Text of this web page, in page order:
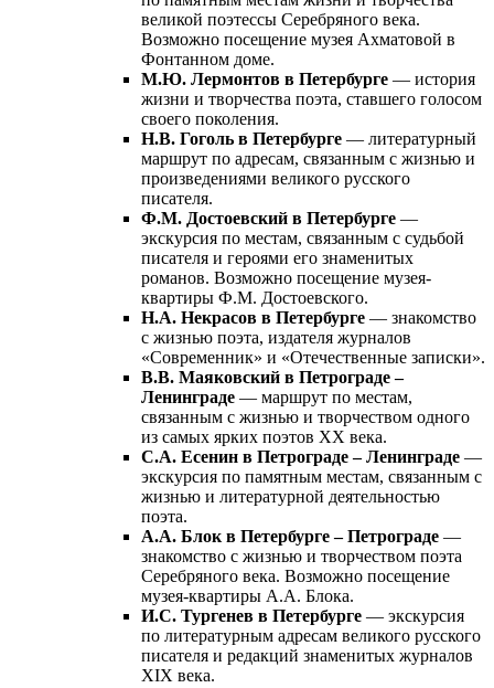
великой поэтессы Серебряного века.
Возможно посещение музея Ахматовой в
Фонтанном доме.
М.Ю. Лермонтов в Петербурге — история
жизни и творчества поэта, ставшего голосом
своего поколения.
Н.В. Гоголь в Петербурге — литературный
маршрут по адресам, связанным с жизнью и
произведениями великого русского
писателя.
Ф.М. Достоевский в Петербурге —
экскурсия по местам, связанным с судьбой
писателя и героями его знаменитых
романов. Возможно посещение музея-
квартиры Ф.М. Достоевского.
Н.А. Некрасов в Петербурге — знакомство
с жизнью поэта, издателя журналов
«Современник» и «Отечественные записки».
В.В. Маяковский в Петрограде –
Ленинграде — маршрут по местам,
связанным с жизнью и творчеством одного
из самых ярких поэтов XX века.
С.А. Есенин в Петрограде – Ленинграде —
экскурсия по памятным местам, связанным с
жизнью и литературной деятельностью
поэта.
А.А. Блок в Петербурге – Петрограде —
знакомство с жизнью и творчеством поэта
Серебряного века. Возможно посещение
музея-квартиры А.А. Блока.
И.С. Тургенев в Петербурге — экскурсия
по литературным адресам великого русского
писателя и редакций знаменитых журналов
XIX века.